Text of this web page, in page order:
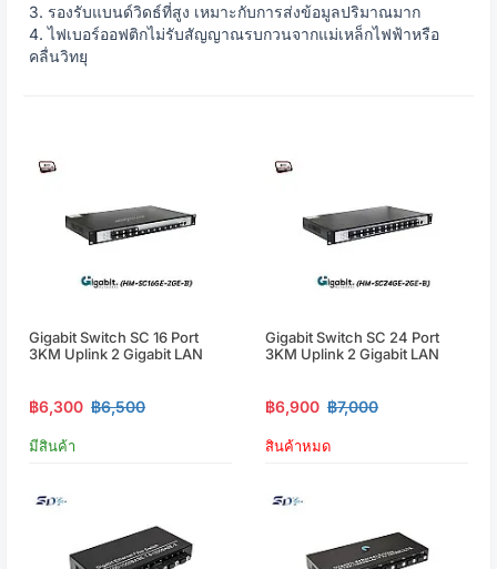
3. รองรับแบนด์วิดธ์ที่สูง เหมาะกับการส่งข้อมูลปริมาณมาก
4. ไฟเบอร์ออฟติกไม่รับสัญญาณรบกวนจากแม่เหล็กไฟฟ้าหรือ
คลื่นวิทยุ
Gigabit Switch SC 16 Port
3KM Uplink 2 Gigabit LAN
฿6,300 ฿6,500
มีสินค้า
Gigabit Switch SC 24 Port
3KM Uplink 2 Gigabit LAN
฿6,900 ฿7,000
สินค้าหมด